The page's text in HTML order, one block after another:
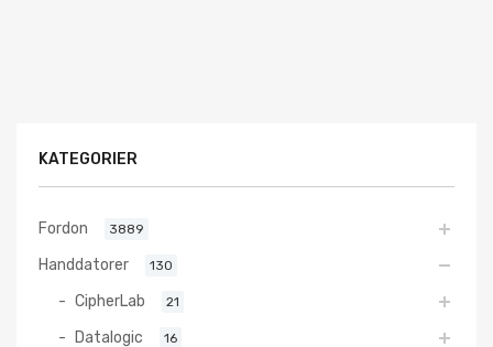
KATEGORIER
Fordon 3889
Handdatorer 130
CipherLab 21
Datalogic 16